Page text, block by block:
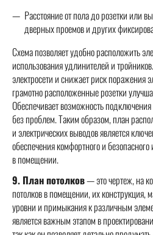
Расстояние от пола до розетки или
дверных проемов и других
Схема позволяет удобно расположить
использования удлинителей и
электросети и снижает риск поражения
грамотно расположенные розетки
Обеспечивает возможность
без проблем. Таким образом, план
и электрических выводов является
обеспечения комфортного и
в помещении.
9. План потолков— это чертеж, на
потолков в помещении, их конструкция,
уровни и примыкания к различным
является важным этапом в